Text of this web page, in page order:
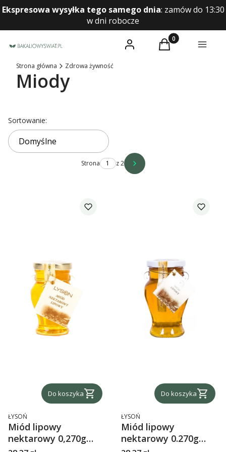
Ekspresowa wysyłka tego samego dnia: zamów do 13:30
w dni robocze
Zaloguj sięProdukty w
Koszyk Menu
Strona główna Zdrowa żywność
Miody
Lista produktów
Sortowanie:
Domyślne
Strona z 2 Następne produkty
Do koszyka
PRODUCENT
ŁYSOŃ
Miód lipowy
nektarowy 0,270g
Do koszyka
PRODUCENT
ŁYSOŃ
Miód lipowy
nektarowy 0.270g